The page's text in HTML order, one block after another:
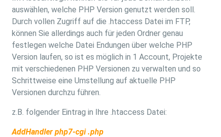
auswählen, welche PHP Version genutzt werden soll.
Durch vollen Zugriff auf die .htaccess Datei im FTP,
können Sie allerdings auch für jeden Ordner genau
festlegen welche Datei Endungen über welche PHP
Version laufen, so ist es möglich in 1 Account, Projekte
mit verschiedenen PHP Versionen zu verwalten und so
Schrittweise eine Umstellung auf aktuelle PHP
Versionen durchzu führen.
z.B. folgender Eintrag in Ihre .htaccess Datei:
AddHandler php7-cgi .php